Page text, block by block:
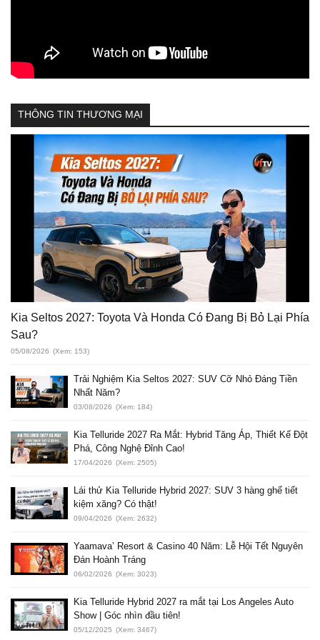
THÔNG TIN THƯƠNG MẠI
Kia Seltos 2027: Toyota Và Honda Có Đang Bị Bỏ Lại Phía
Sau?
05/08/2026 (Xem: 153)
Trải Nghiệm Kia Seltos 2027: SUV Cỡ Nhỏ Đáng Tiền
Nhất Năm?
03/08/2026 (Xem: 184)
Kia Telluride 2027 Ra Mắt: Hybrid Tăng Áp, Thiết Kế Đột
Phá, Công Nghệ Đỉnh Cao!
17/04/2026 (Xem: 2505)
Lái thử Kia Telluride Hybrid 2027: SUV 3 hàng ghế tiết
kiệm xăng? Có thật!
09/04/2026 (Xem: 2632)
Yaamava’ Resort & Casino 40 Năm: Lễ Hội Tết Nguyên
Đán Hoành Tráng
06/02/2026 (Xem: 3023)
Kia Telluride Hybrid 2027 ra mắt tại Los Angeles Auto
Show | Góc nhìn đầu tiên!
05/12/2025 (Xem: 3467)